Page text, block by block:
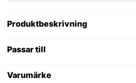
Produktbeskrivning
Passar till
Varumärke